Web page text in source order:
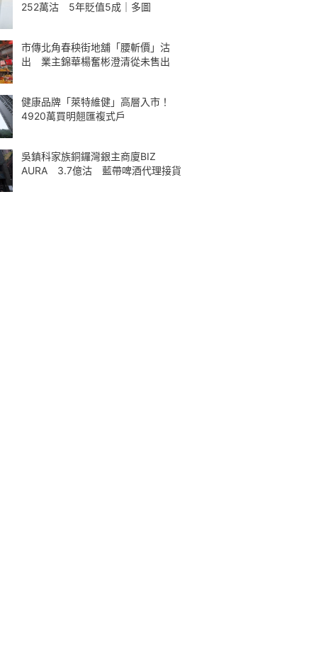
252萬沽 5年貶值5成｜多圖
市傳北角春秧街地舖「腰斬價」沽
出 業主錦華楊奮彬澄清從未售出
健康品牌「萊特維健」高層入市！
4920萬買明翹匯複式戶
吳鎮科家族銅鑼灣銀主商廈BIZ
AURA 3.7億沽 藍帶啤酒代理接貨